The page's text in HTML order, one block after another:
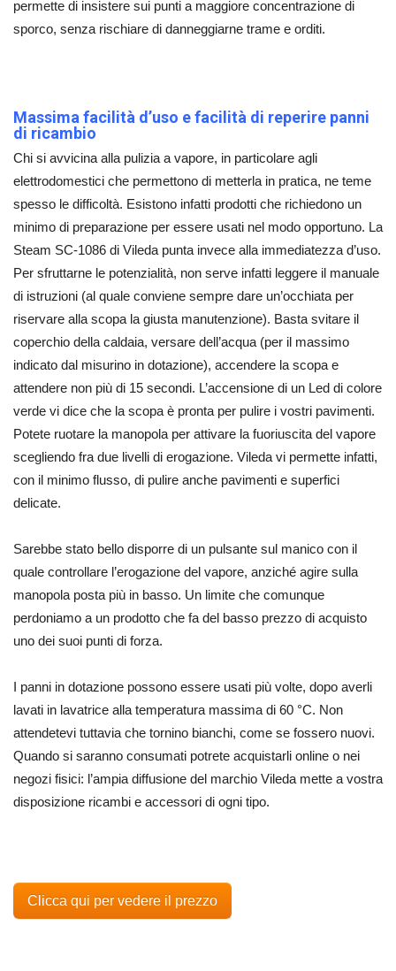
permette di insistere sui punti a maggiore concentrazione di
sporco, senza rischiare di danneggiarne trame e orditi.
Massima facilità d’uso e facilità di reperire panni
di ricambio
Chi si avvicina alla pulizia a vapore, in particolare agli
elettrodomestici che permettono di metterla in pratica, ne teme
spesso le difficoltà. Esistono infatti prodotti che richiedono un
minimo di preparazione per essere usati nel modo opportuno. La
Steam SC-1086 di Vileda punta invece alla immediatezza d’uso.
Per sfruttarne le potenzialità, non serve infatti leggere il manuale
di istruzioni (al quale conviene sempre dare un’occhiata per
riservare alla scopa la giusta manutenzione). Basta svitare il
coperchio della caldaia, versare dell’acqua (per il massimo
indicato dal misurino in dotazione), accendere la scopa e
attendere non più di 15 secondi. L’accensione di un Led di colore
verde vi dice che la scopa è pronta per pulire i vostri pavimenti.
Potete ruotare la manopola per attivare la fuoriuscita del vapore
scegliendo fra due livelli di erogazione. Vileda vi permette infatti,
con il minimo flusso, di pulire anche pavimenti e superfici
delicate.
Sarebbe stato bello disporre di un pulsante sul manico con il
quale controllare l’erogazione del vapore, anziché agire sulla
manopola posta più in basso. Un limite che comunque
perdoniamo a un prodotto che fa del basso prezzo di acquisto
uno dei suoi punti di forza.
I panni in dotazione possono essere usati più volte, dopo averli
lavati in lavatrice alla temperatura massima di 60 °C. Non
attendetevi tuttavia che tornino bianchi, come se fossero nuovi.
Quando si saranno consumati potrete acquistarli online o nei
negozi fisici: l’ampia diffusione del marchio Vileda mette a vostra
disposizione ricambi e accessori di ogni tipo.
Clicca qui per vedere il prezzo